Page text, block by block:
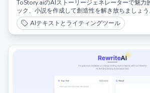
ToStory.aiのAIストーリージェネレーターで魅力
ック、小説を作成して創造性を解き放ちましょう
AIテキストとライティングツール